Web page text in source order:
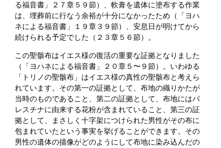
る福音書」２７章５９節）、軟膏を遺体に塗布する作業
は、埋葬前に行なう余裕が十分になかったため（「ヨハ
ネによる福音書」１９章３９節）、安息日が明けてから
続けられる予定でした（２３章５６節）。
この聖骸布はイエス様の復活の重要な証拠となりました
（「ヨハネによる福音書」２０章５〜９節）。いわゆる
「トリノの聖骸布」はイエス様の真性の聖骸布と考えら
れています。その第一の証拠として、布地の織りかたが
当時のものであること、第二の証拠として、布地にはパ
レスチナに由来する花粉が含まれていること、第三の証
拠として、まさしく十字架につけられた男性がその布に
包まれていたという事実を挙げることができます。その
男性の遺体の描像がどのようにして布地に染み込んだの